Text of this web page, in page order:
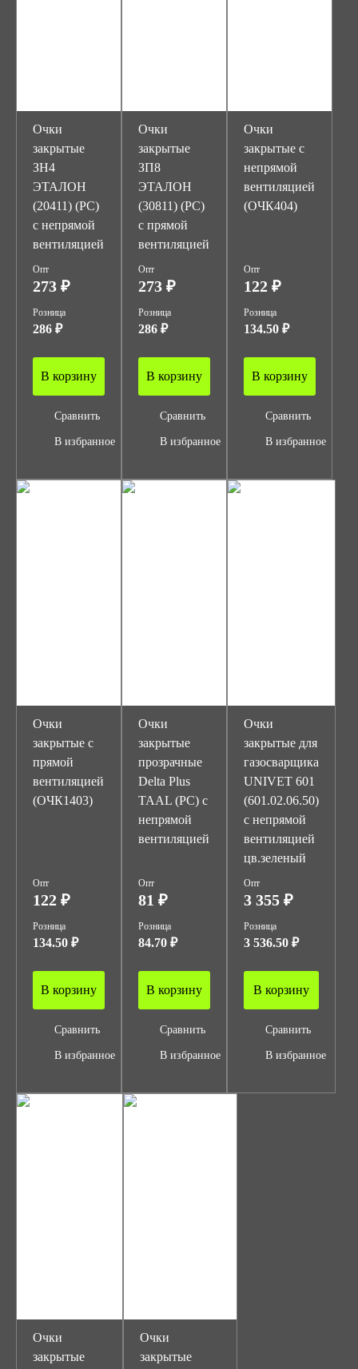
Очки
закрытые
ЗН4
ЭТАЛОН
(20411) (PC)
с непрямой
вентиляцией
Опт
273 ₽
Розница
286 ₽
В корзину
Сравнить
В избранное
Очки
закрытые
ЗП8
ЭТАЛОН
(30811) (PC)
с прямой
вентиляцией
Опт
273 ₽
Розница
286 ₽
В корзину
Сравнить
В избранное
Очки
закрытые с
непрямой
вентиляцией
(ОЧК404)
Опт
122 ₽
Розница
134.50 ₽
В корзину
Сравнить
В избранное
Очки
закрытые с
прямой
вентиляцией
(ОЧК1403)
Опт
122 ₽
Розница
134.50 ₽
В корзину
Сравнить
В избранное
Очки
закрытые
прозрачные
Delta Plus
TAAL (PC) с
непрямой
вентиляцией
Опт
81 ₽
Розница
84.70 ₽
В корзину
Сравнить
В избранное
Очки
закрытые для
газосварщика
UNIVET 601
(601.02.06.50)
с непрямой
вентиляцией
цв.зеленый
Опт
3 355 ₽
Розница
3 536.50 ₽
В корзину
Сравнить
В избранное
Очки
закрытые
Очки
закрытые